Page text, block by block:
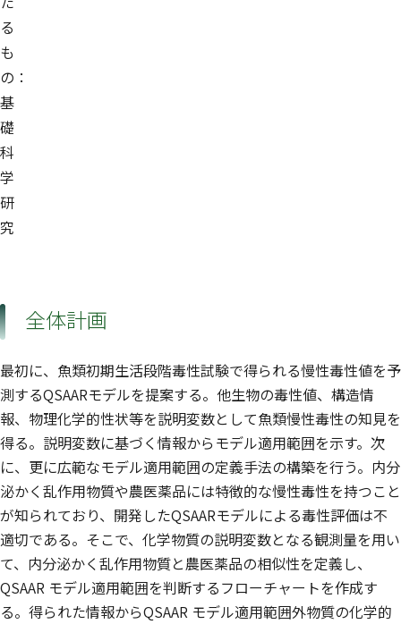
る
も
の：
基
礎
科
学
研
究
全体計画
最初に、魚類初期生活段階毒性試験で得られる慢性毒性値を予
測するQSAARモデルを提案する。他生物の毒性値、構造情
報、物理化学的性状等を説明変数として魚類慢性毒性の知見を
得る。説明変数に基づく情報からモデル適用範囲を示す。次
に、更に広範なモデル適用範囲の定義手法の構築を行う。内分
泌かく乱作用物質や農医薬品には特徴的な慢性毒性を持つこと
が知られており、開発したQSAARモデルによる毒性評価は不
適切である。そこで、化学物質の説明変数となる観測量を用い
て、内分泌かく乱作用物質と農医薬品の相似性を定義し、
QSAAR モデル適用範囲を判断するフローチャートを作成す
る。得られた情報からQSAAR モデル適用範囲外物質の化学的